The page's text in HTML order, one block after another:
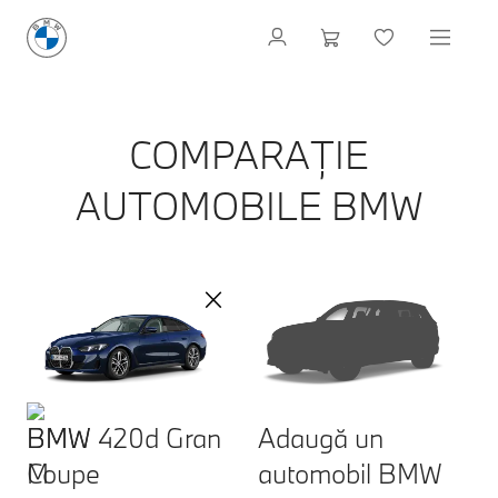
COMPARAȚIE
AUTOMOBILE BMW
BMW 420d Gran
Coupe
Adaugă un
automobil BMW